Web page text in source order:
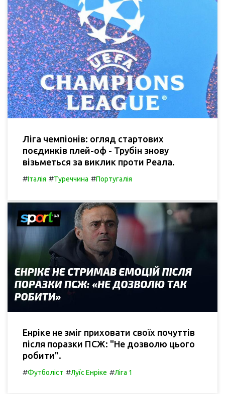
Ліга чемпіонів: огляд стартових
поєдинків плей-оф - Трубін знову
візьметься за виклик проти Реала.
#Італія #Туреччина #Португалія
Енріке не зміг приховати своїх почуттів
після поразки ПСЖ: "Не дозволю цього
робити".
#Футболіст #Луїс Енріке #Ліга 1